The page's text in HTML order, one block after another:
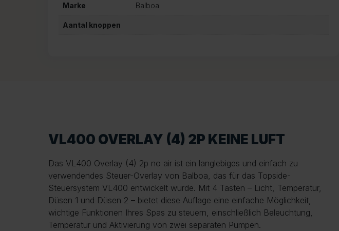
Marke Balboa
Aantal knoppen
VL400 OVERLAY (4) 2P KEINE LUFT
Das VL400 Overlay (4) 2p no air ist ein langlebiges und einfach zu
verwendendes Steuer-Overlay von Balboa, das für das Topside-
Steuersystem VL400 entwickelt wurde. Mit 4 Tasten – Licht, Temperatur,
Düsen 1 und Düsen 2 – bietet diese Auflage eine einfache Möglichkeit,
wichtige Funktionen Ihres Spas zu steuern, einschließlich Beleuchtung,
Temperatur und Aktivierung von zwei separaten Pumpen.